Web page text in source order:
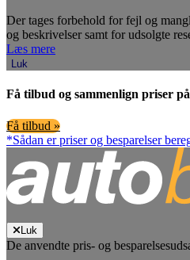
Der tages forbehold for fejl og
og beskrivelser samt for udsolgte
Læs mere
Luk
Få tilbud og sammenlign priser
Få tilbud »
*Sådan er priser og besparelser
Luk
De anvendte pris- og